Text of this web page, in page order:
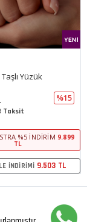
Yüzük
%15
Taksit
%5 İNDIRIM 9.899
TL
İNDIRIMI 9.503 TL